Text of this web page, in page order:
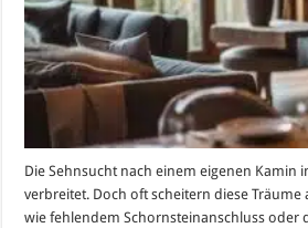
Die Sehnsucht nach einem eigenen Kamin
verbreitet. Doch oft scheitern diese Träume
wie fehlendem Schornsteinanschluss oder